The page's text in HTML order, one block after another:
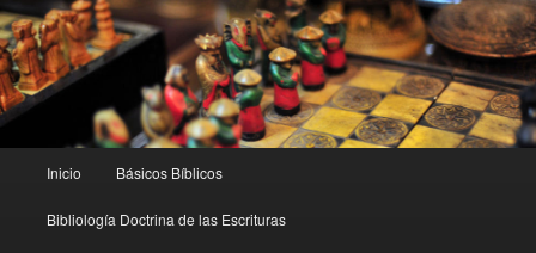
principal
Inicio Básicos Bíblicos
Bibliología Doctrina de las Escrituras